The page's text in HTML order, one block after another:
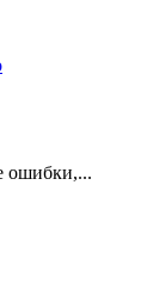
ошибки,...